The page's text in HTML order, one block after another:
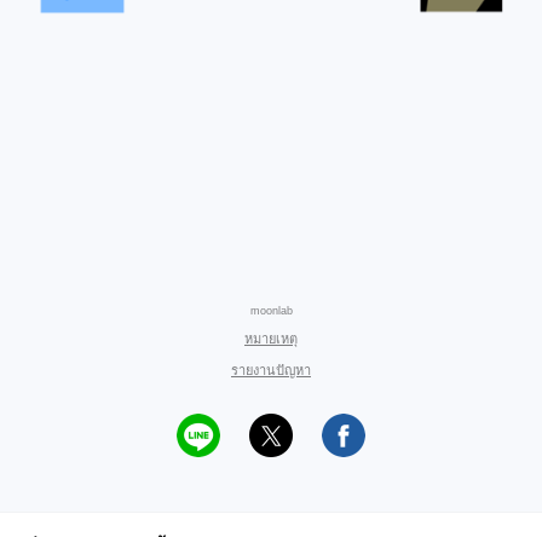
moonlab
หมายเหตุ
รายงานปัญหา